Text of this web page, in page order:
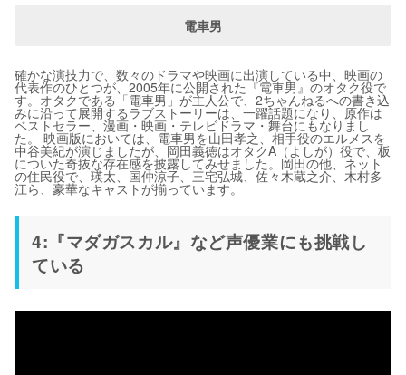
電車男
確かな演技力で、数々のドラマや映画に出演している中、映画の
代表作のひとつが、2005年に公開された『電車男』のオタク役で
す。オタクである「電車男」が主人公で、2ちゃんねるへの書き込
みに沿って展開するラブストーリーは、一躍話題になり、原作は
ベストセラー、漫画・映画・テレビドラマ・舞台にもなりまし
た。 映画版においては、電車男を山田孝之、相手役のエルメスを
中谷美紀が演じましたが、岡田義徳はオタクA（よしが）役で、板
についた奇抜な存在感を披露してみせました。岡田の他、ネット
の住民役で、瑛太、国仲涼子、三宅弘城、佐々木蔵之介、木村多
江ら、豪華なキャストが揃っています。
4:『マダガスカル』など声優業にも挑戦し
ている